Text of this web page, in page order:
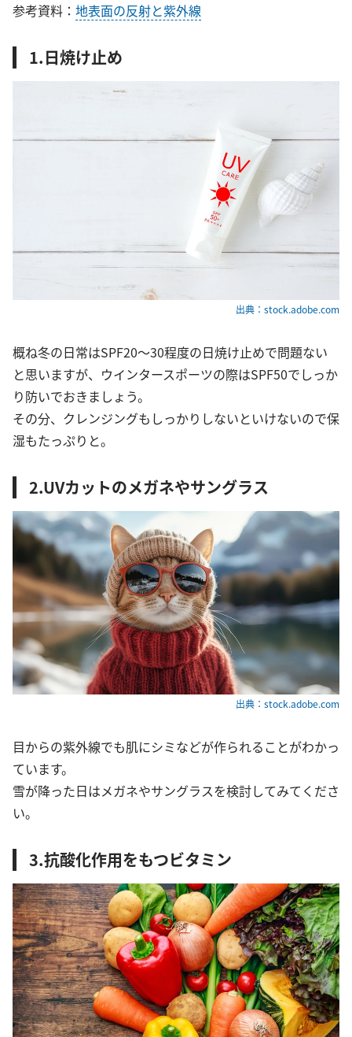
参考資料： 地表面の反射と紫外線
1.日焼け止め
出典：stock.adobe.com
概ね冬の日常はSPF20〜30程度の日焼け止めで問題ない
と思いますが、ウインタースポーツの際はSPF50でしっか
り防いでおきましょう。
その分、クレンジングもしっかりしないといけないので保
湿もたっぷりと。
2.UVカットのメガネやサングラス
出典：stock.adobe.com
目からの紫外線でも肌にシミなどが作られることがわかっ
ています。
雪が降った日はメガネやサングラスを検討してみてくださ
い。
3.抗酸化作用をもつビタミン